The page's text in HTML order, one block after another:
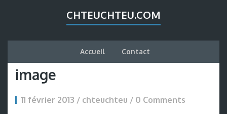
CHTEUCHTEU.COM
Accueil Contact
image
11 février 2013 / chteuchteu / 0 Comments